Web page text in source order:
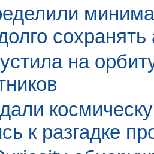
на
к разгадке